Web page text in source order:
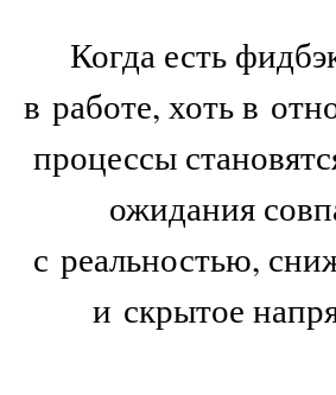
Когда есть
в работе, хоть в
процессы
ожидания
с реальностью,
и скрытое